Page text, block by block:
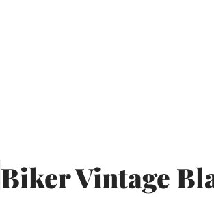
Biker Vintage